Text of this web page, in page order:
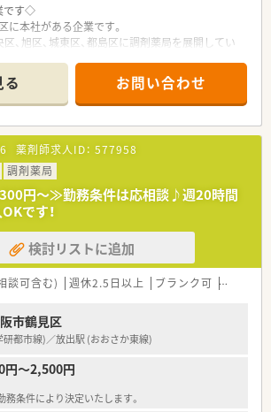
です◇
に本社がある企業です。
区、旭区、城東区、都島区に調剤薬局を展開してい
奨学金制度」も整えています！お問い合わせ
薬剤師求人ID： 577958
調剤薬局
円～≫勤務条件は応相談♪週20時間
です！
検討リストに追加
談可含む) 週休2.5日以上 ブランク可 残業な
市鶴見区
研都市線)／放出駅 (おおさか東線)
円～2,500円
条件により決定いたします。